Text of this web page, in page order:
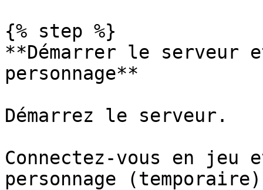
{% step %}
**Démarrer le serveur
personnage**
Démarrez le serveur.
Connectez-vous en jeu
personnage